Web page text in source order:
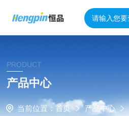
PRODUCT
产品中心
当前位置： 首页 产品中心